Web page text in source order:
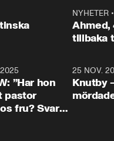
NYHETER•
Ahmed,
tillbaka
”Har hon
pastor
fru? Svar
25 NOV.
Knutby